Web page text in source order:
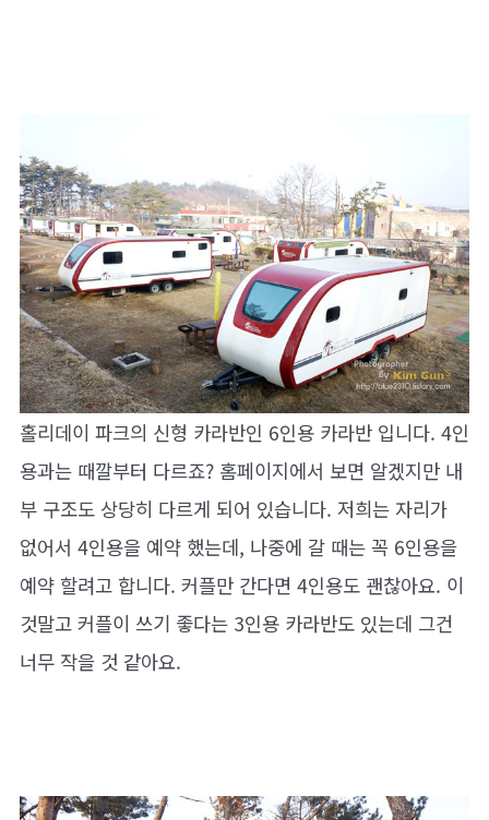
홀리데이 파크의 신형 카라반인 6인용 카라반 입니다. 4인
용과는 때깔부터 다르죠? 홈페이지에서 보면 알겠지만 내
부 구조도 상당히 다르게 되어 있습니다. 저희는 자리가
없어서 4인용을 예약 했는데, 나중에 갈 때는 꼭 6인용을
예약 할려고 합니다. 커플만 간다면 4인용도 괜찮아요. 이
것말고 커플이 쓰기 좋다는 3인용 카라반도 있는데 그건
너무 작을 것 같아요.